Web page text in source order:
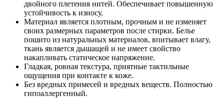
двойного плетения нитей. Обеспечивает повышенную
устойчивость к износу.
Материал является плотным, прочным и не изменяет
своих размерных параметров после стирки. Белье
пошито из натуральных материалов, впитывает влагу,
ткань является дышащей и не имеет свойство
накапливать статическое напряжение.
Гладкая, ровная текстура, приятные тактильные
ощущения при контакте к коже.
Без вредных примесей и вредных веществ. Полностью
гипоаллергенный.